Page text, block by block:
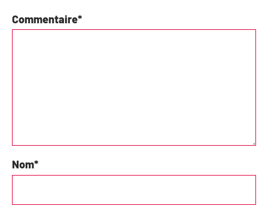
Commentaire*
Nom*